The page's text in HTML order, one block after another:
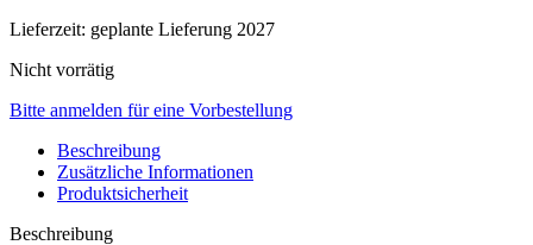
Lieferzeit: geplante Lieferung 2027
Nicht vorrätig
Bitte anmelden für eine Vorbestellung
Beschreibung
Zusätzliche Informationen
Produktsicherheit
Beschreibung